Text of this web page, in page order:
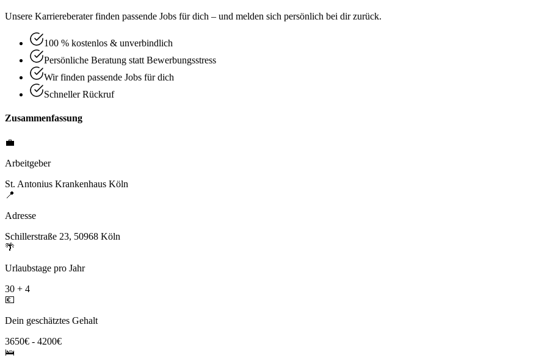
Unsere Karriereberater finden passende Jobs für dich – und melden sich persönlich bei dir zurück.
100 % kostenlos & unverbindlich
Persönliche Beratung statt Bewerbungsstress
Wir finden passende Jobs für dich
Schneller Rückruf
Zusammenfassung
💼
Arbeitgeber
St. Antonius Krankenhaus Köln
📍
Adresse
Schillerstraße 23, 50968 Köln
🌴
Urlaubstage pro Jahr
30 + 4
💶
Dein geschätztes Gehalt
3650€ - 4200€
🛌